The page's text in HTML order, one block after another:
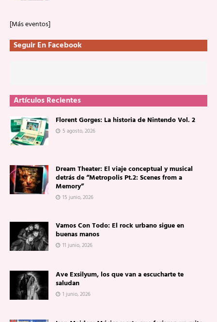
[Más eventos]
Seguir En Facebook
Artículos Recientes
Florent Gorges: La historia de Nintendo Vol. 2
5 agosto, 2026
Dream Theater: El viaje conceptual y musical
detrás de “Metropolis Pt.2: Scenes from a
Memory”
15 junio, 2026
Vamos Con Todo: El rock urbano sigue en
buenas manos
11 junio, 2026
Ave Exsilyum, los que van a escucharte te
saludan
1 junio, 2026